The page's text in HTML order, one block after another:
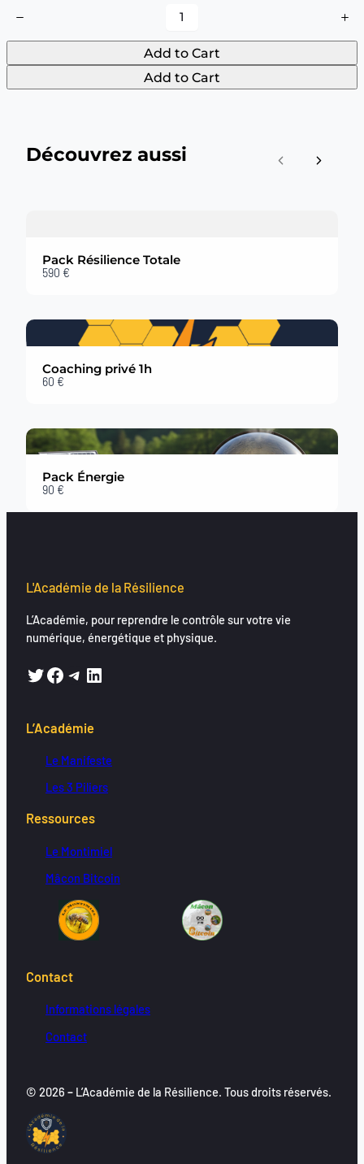
Add to Cart
Add to Cart
Découvrez aussi
PreviousNext
Pack Résilience Totale
590 €
Coaching privé 1h
60 €
Pack Énergie
90 €
L'Académie de la Résilience
L’Académie, pour reprendre le contrôle sur votre vie
numérique, énergétique et physique.
Twitter Facebook Telegram LinkedIn
L’Académie
Le Manifeste
Les 3 Piliers
Ressources
Le Montimiel
Mâcon Bitcoin
Contact
Informations légales
Contact
© 2026 – L’Académie de la Résilience. Tous droits réservés.
Your review
Thanks for your review!